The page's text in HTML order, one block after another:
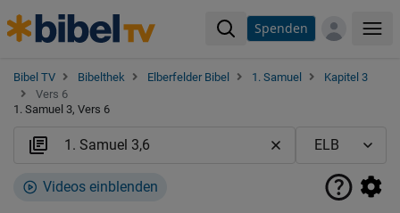
Spenden
Bibel TV Bibelthek Elberfelder Bibel 1. Samuel
Kapitel 3
Vers 6
1. Samuel 3, Vers 6
Videos einblenden